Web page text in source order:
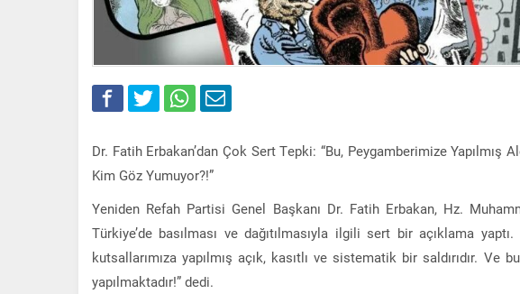
Dr. Fatih Erbakan’dan Çok Sert Tepki: “Bu, Peygamberimize Yapılmış
Kim Göz Yumuyor?!”
Yeniden Refah Partisi Genel Başkanı Dr. Fatih Erbakan, Hz.
Türkiye’de basılması ve dağıtılmasıyla ilgili sert bir açıklama
kutsallarımıza yapılmış açık, kasıtlı ve sistematik bir saldırıdır. Ve
yapılmaktadır!” dedi.